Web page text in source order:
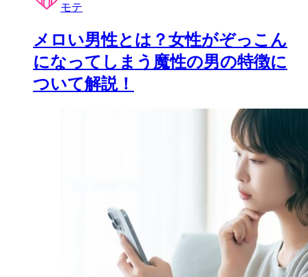
モテ
メロい男性とは？女性がぞっこん
になってしまう魔性の男の特徴に
ついて解説！